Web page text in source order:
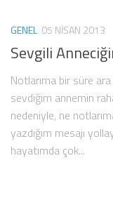
GENEL 05 NISAN 2013
Sevgili
Notlarıma bir süre
sevdiğim annemin
nedeniyle, ne
yazdığım mesajı
hayatımda çok...